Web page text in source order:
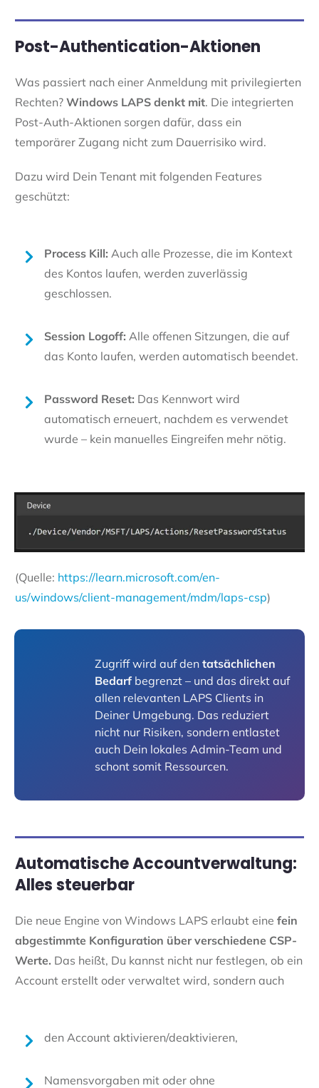
Post-Authentication-Aktionen
Was passiert nach einer Anmeldung mit privilegierten
Rechten? Windows LAPS denkt mit. Die integrierten
Post-Auth-Aktionen sorgen dafür, dass ein
temporärer Zugang nicht zum Dauerrisiko wird.
Dazu wird Dein Tenant mit folgenden Features
geschützt:
Process Kill: Auch alle Prozesse, die im Kontext
des Kontos laufen, werden zuverlässig
geschlossen.
Session Logoff: Alle offenen Sitzungen, die auf
das Konto laufen, werden automatisch beendet.
Password Reset: Das Kennwort wird
automatisch erneuert, nachdem es verwendet
wurde – kein manuelles Eingreifen mehr nötig.
(Quelle: https://learn.microsoft.com/en-
us/windows/client-management/mdm/laps-csp)
Zugriff wird auf den tatsächlichen
Bedarf begrenzt – und das direkt auf
allen relevanten LAPS Clients in
Deiner Umgebung. Das reduziert
nicht nur Risiken, sondern entlastet
auch Dein lokales Admin-Team und
schont somit Ressourcen.
Automatische Accountverwaltung:
Alles steuerbar
Die neue Engine von Windows LAPS erlaubt eine fein
abgestimmte Konfiguration über verschiedene CSP-
Werte. Das heißt, Du kannst nicht nur festlegen, ob ein
Account erstellt oder verwaltet wird, sondern auch
den Account aktivieren/deaktivieren,
Namensvorgaben mit oder ohne